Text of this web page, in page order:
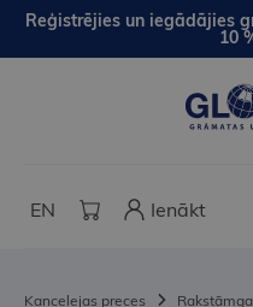
Reģistrējies un iegādājies
10
EN Ienākt
Kancelejas preces